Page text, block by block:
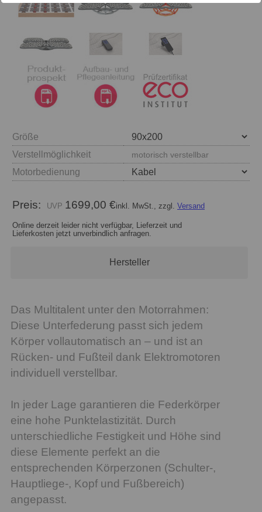
Größe
Verstellmöglichkeit
motorisch verstellbar
Motorbedienung
Preis: 1699,00 €inkl. MwSt., zzgl. Versand
Online derzeit leider nicht verfügbar, Lieferzeit und
Lieferkosten jetzt unverbindlich anfragen.
Hersteller
Das Multitalent unter den Motorrahmen:
Diese Unterfederung passt sich jedem
Körper vollautomatisch an – und ist an
Rücken- und Fußteil dank Elektromotoren
individuell verstellbar.
In jeder Lage garantieren die Federkörper
eine hohe Punktelastizität. Durch
unterschiedliche Festigkeit und Höhe sind
diese Elemente perfekt an die
entsprechenden Körperzonen (Schulter-,
Hauptliege-, Kopf und Fußbereich)
angepasst.